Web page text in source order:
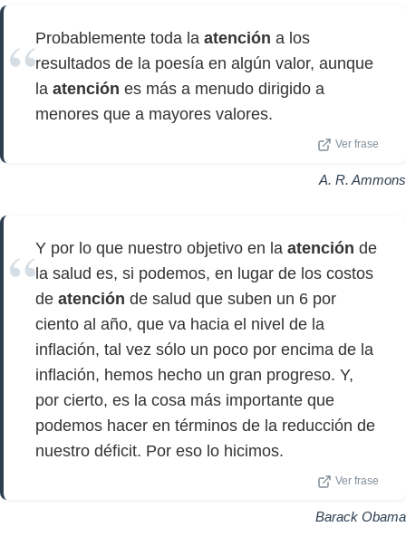
Probablemente toda la atención a los
resultados de la poesía en algún valor, aunque
la atención es más a menudo dirigido a
menores que a mayores valores.
Ver frase
A. R. Ammons
Y por lo que nuestro objetivo en la atención de
la salud es, si podemos, en lugar de los costos
de atención de salud que suben un 6 por
ciento al año, que va hacia el nivel de la
inflación, tal vez sólo un poco por encima de la
inflación, hemos hecho un gran progreso. Y,
por cierto, es la cosa más importante que
podemos hacer en términos de la reducción de
nuestro déficit. Por eso lo hicimos.
Ver frase
Barack Obama